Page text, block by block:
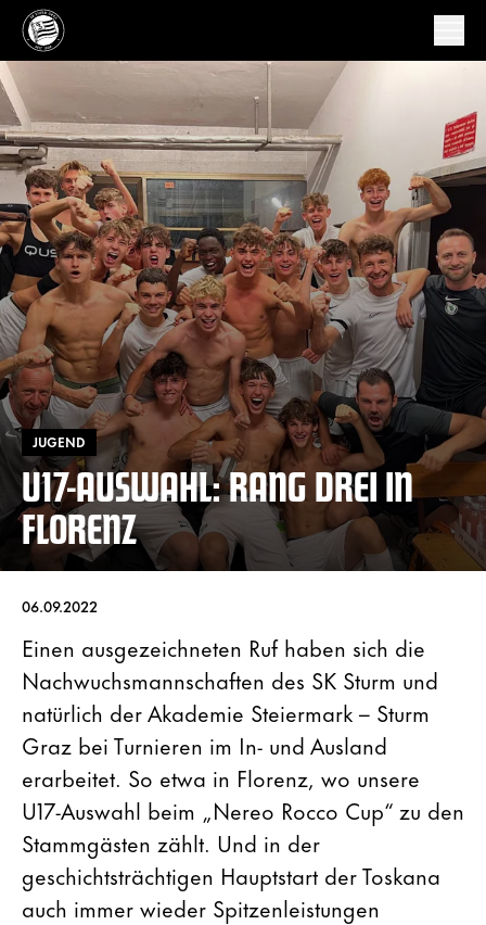
JUGEND
U17-AUSWAHL: RANG DREI IN
FLORENZ
06.09.2022
Einen ausgezeichneten Ruf haben sich die
Nachwuchsmannschaften des SK Sturm und
natürlich der Akademie Steiermark – Sturm
Graz bei Turnieren im In- und Ausland
erarbeitet. So etwa in Florenz, wo unsere
U17-Auswahl beim „Nereo Rocco Cup“ zu den
Stammgästen zählt. Und in der
geschichtsträchtigen Hauptstart der Toskana
auch immer wieder Spitzenleistungen